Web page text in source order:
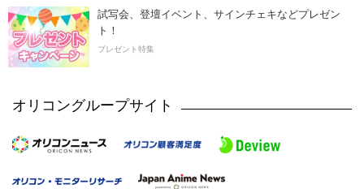
試写会、登壇イベント、サインチェキなどプレゼン
ト！
プレゼント特集
オリコングループサイト